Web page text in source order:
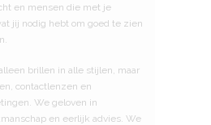
en mensen die met je
jij nodig hebt om goed te zien
brillen in alle stijlen, maar
contactlenzen en
We geloven in
en eerlijk advies. We